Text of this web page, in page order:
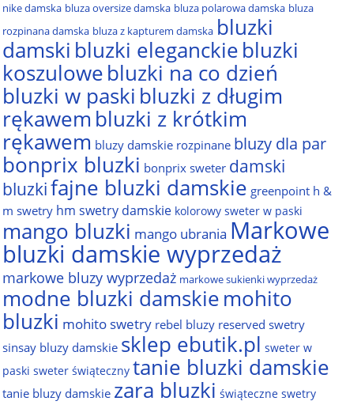
nike damska bluza oversize damska bluza polarowa damska bluza
rozpinana damska bluza z kapturem damska bluzki
damski bluzki eleganckie bluzki
koszulowe bluzki na co dzień
bluzki w paski bluzki z długim
rękawem bluzki z krótkim
rękawem bluzy damskie rozpinane bluzy dla par
bonprix bluzki bonprix sweter damski
bluzkifajne bluzki damskie greenpoint h &
m swetry hm swetry damskie kolorowy sweter w paski
mango bluzki mango ubrania Markowe
bluzki damskie wyprzedaż
markowe bluzy wyprzedaż markowe sukienki wyprzedaż
modne bluzki damskiemohito
bluzki mohito swetry rebel bluzy reserved swetry
sinsay bluzy damskie sklep ebutik.pl sweter w
paski sweter świąteczny tanie bluzki damskie
tanie bluzy damskie zara bluzki świąteczne swetry